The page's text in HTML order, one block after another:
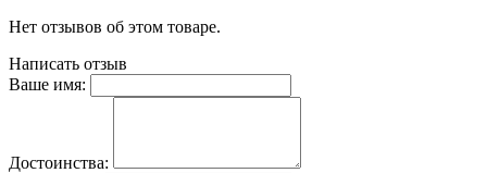
Нет отзывов об этом товаре.
Написать отзыв
Ваше имя:
Достоинства: